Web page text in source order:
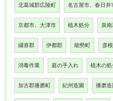
北葛城郡広陵町 名古屋市、春日井
京都市、大津市 植木処分 泉南
綴喜郡 伊都郡 能勢町 彦
消毒作業 庭の手入れ 植木の処
加古郡播磨町 紀州造園 播磨造